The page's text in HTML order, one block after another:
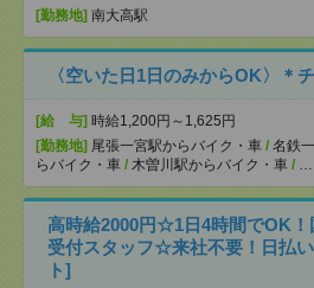
[勤務地] 南大高駅
〈空いた日1日のみからOK〉＊
[給 与] 時給1,200円～1,625円
[勤務地] 尾張一宮駅からバイク・車 / 名鉄
らバイク・車 / 木曽川駅からバイク・車 / …
高時給2000円☆1日4時間でOK！
受付スタッフ☆来社不要！日払
ト]